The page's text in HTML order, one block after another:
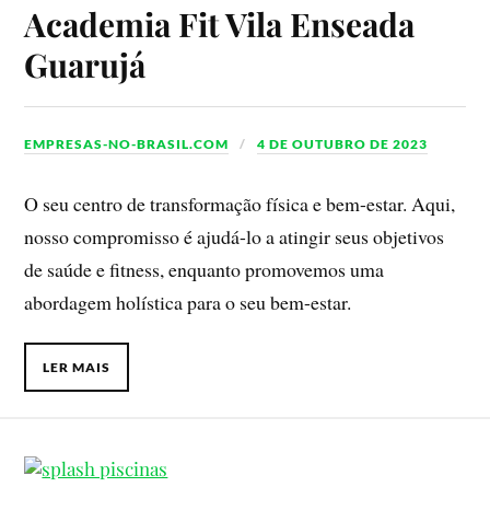
Academia Fit Vila Enseada
Guarujá
EMPRESAS-NO-BRASIL.COM 4 DE OUTUBRO DE 2023
O seu centro de transformação física e bem-estar. Aqui,
nosso compromisso é ajudá-lo a atingir seus objetivos
de saúde e fitness, enquanto promovemos uma
abordagem holística para o seu bem-estar.
LER MAIS